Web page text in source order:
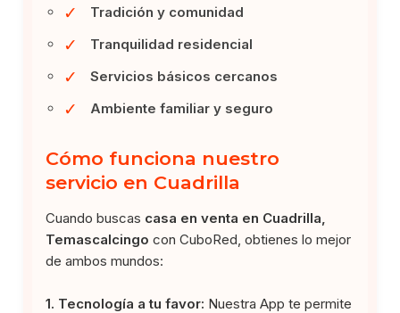
✓ Tradición y comunidad
✓ Tranquilidad residencial
✓ Servicios básicos cercanos
✓ Ambiente familiar y seguro
Cómo funciona nuestro
servicio en Cuadrilla
Cuando buscas casa en venta en Cuadrilla,
Temascalcingo con CuboRed, obtienes lo mejor
de ambos mundos:
1. Tecnología a tu favor: Nuestra App te permite